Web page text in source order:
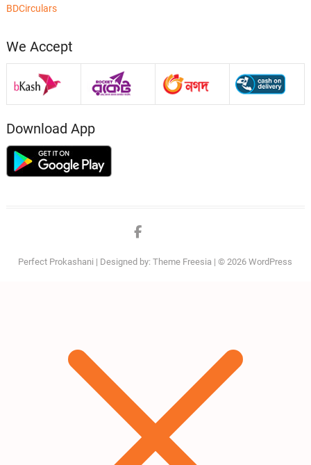
BDCirculars
We Accept
Download App
Facebook
Perfect Prokashani | Designed by:Theme Freesia | © 2026WordPress